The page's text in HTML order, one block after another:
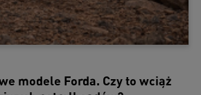
modele Forda. Czy to wciąż